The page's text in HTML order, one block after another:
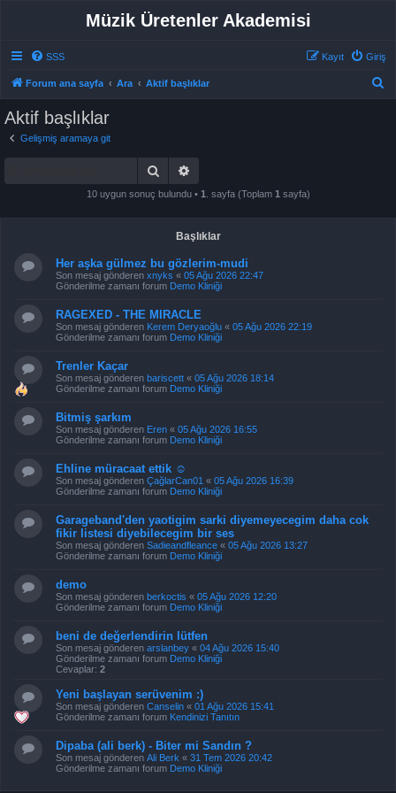
Müzik Üretenler Akademisi
SSS Giriş
Kayıt
Forum ana sayfa Ara Aktif başlıklar
Aktif başlıklar
Gelişmiş aramaya git
Ara
10 uygun sonuç bulundu • 1 . sayfa (Toplam 1 sayfa)
Başlıklar
Her aşka gülmez bu gözlerim-mudi
Son mesaj gönderen xnyks « 05 Ağu 2026 22:47
Gönderilme zamanı forum Demo Kliniği
RAGEXED - THE MIRACLE
Son mesaj gönderen Kerem Deryaoğlu « 05 Ağu 2026 22:19
Gönderilme zamanı forum Demo Kliniği
Trenler Kaçar
Son mesaj gönderen bariscett « 05 Ağu 2026 18:14
Gönderilme zamanı forum Demo Kliniği
Bitmiş şarkım
Son mesaj gönderen Eren « 05 Ağu 2026 16:55
Gönderilme zamanı forum Demo Kliniği
Ehline müracaat ettik ☺️
Son mesaj gönderen ÇağlarCan01 « 05 Ağu 2026 16:39
Gönderilme zamanı forum Demo Kliniği
Garageband'den yaotigim sarki diyemeyecegim daha cok
fikir listesi diyebilecegim bir ses
Son mesaj gönderen Sadieandfleance « 05 Ağu 2026 13:27
Gönderilme zamanı forum Demo Kliniği
demo
Son mesaj gönderen berkoctis « 05 Ağu 2026 12:20
Gönderilme zamanı forum Demo Kliniği
beni de değerlendirin lütfen
Son mesaj gönderen arslanbey « 04 Ağu 2026 15:40
Gönderilme zamanı forum Demo Kliniği
Cevaplar: 2
Yeni başlayan serüvenim :)
Son mesaj gönderen Canselin « 01 Ağu 2026 15:41
Gönderilme zamanı forum Kendinizi Tanıtın
Dipaba (ali berk) - Biter mi Sandın ?
Son mesaj gönderen Ali Berk « 31 Tem 2026 20:42
Gönderilme zamanı forum Demo Kliniği